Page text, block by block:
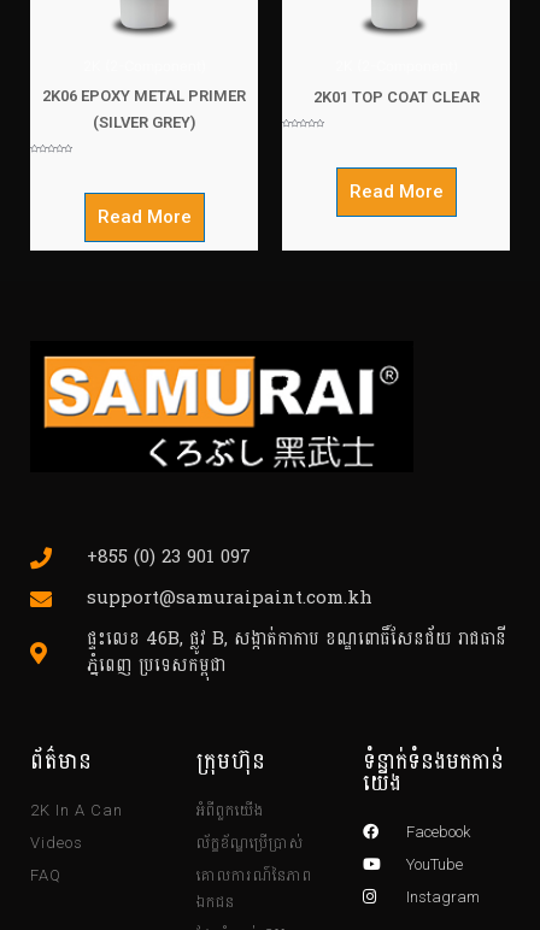
2K06 EPOXY METAL PRIMER
(SILVER GREY)
Read More
2K01 TOP COAT CLEAR
Read More
+855 (0) 23 901 097
support@samuraipaint.com.kh
ផ្ទះលេខ 46B, ផ្លូវ B, សង្កាត់កាកាប ខណ្ឌពោធិ៍សែនជ័យ រាជធានី
ភ្នំពេញ ប្រទេសកម្ពុជា
ព័ត៌មាន
2K In A Can
Videos
FAQ
ក្រុមហ៊ុន
អំពីពួកយើង
ល័ក្ខខ័ណ្ឌប្រើប្រាស់
គោលការណ៍នៃភាព
ឯកជន
ទំនាក់ទំនងមកកាន់
យើង
Facebook
YouTube
Instagram